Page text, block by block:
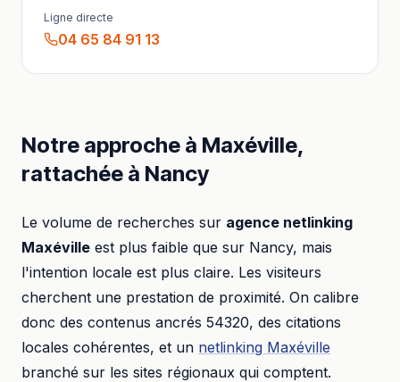
Ligne directe
04 65 84 91 13
Notre approche à Maxéville,
rattachée à Nancy
Le volume de recherches sur agence netlinking
Maxéville est plus faible que sur Nancy, mais
l'intention locale est plus claire. Les visiteurs
cherchent une prestation de proximité. On calibre
donc des contenus ancrés 54320, des citations
locales cohérentes, et un netlinking Maxéville
branché sur les sites régionaux qui comptent.